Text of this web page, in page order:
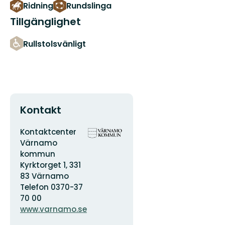
Ridning
Rundslinga
Tillgänglighet
Rullstolsvänligt
Kontakt
Adress
Kontaktcenter
Värnamo
kommun
Kyrktorget 1, 331
83 Värnamo
Telefon 0370-37
70 00
www.varnamo.se
Organisationens
logotyp